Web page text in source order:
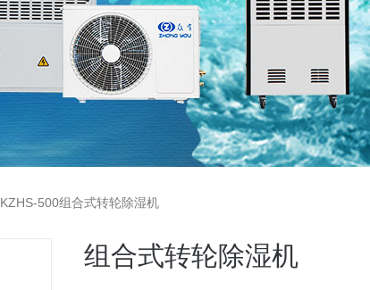
KZHS-500组合式转轮除湿机
组合式转轮除湿机